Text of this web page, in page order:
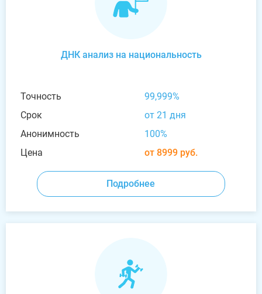
ДНК анализ на национальность
Точность
99,999%
Срок
от 21 дня
Анонимность
100%
Цена
от 8999 руб.
Подробнее